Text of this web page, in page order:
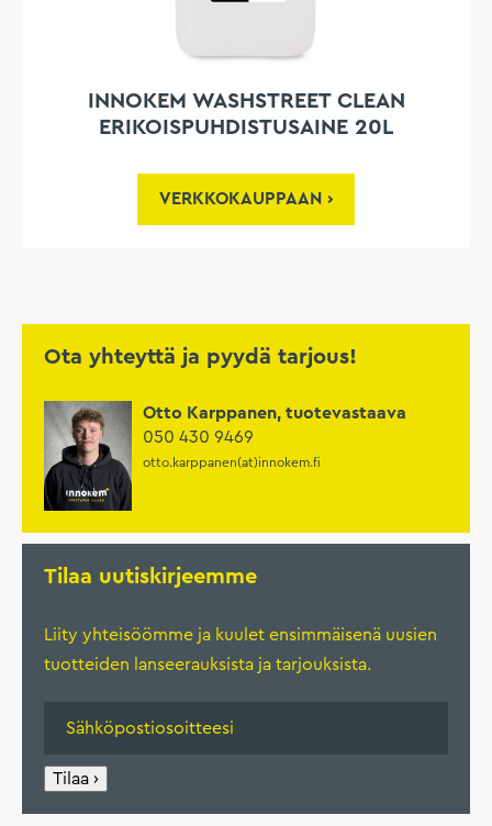
INNOKEM WASHSTREET CLEAN
ERIKOISPUHDISTUSAINE 20L
VERKKOKAUPPAAN
Ota yhteyttä ja pyydä tarjous!
Otto Karppanen, tuotevastaava
050 430 9469
otto.karppanen(at)innokem.fi
Tilaa uutiskirjeemme
Liity yhteisöömme ja kuulet ensimmäisenä uusien
tuotteiden lanseerauksista ja tarjouksista.
Tilaa ›